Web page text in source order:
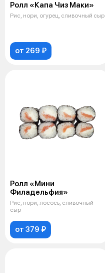
Ролл «Капа Чиз Маки»
Рис, нори, огурец, сливочный сыр
от 269 ₽
Ролл «Мини
Филадельфия»
Рис, нори, лосось, сливочный
сыр
от 379 ₽